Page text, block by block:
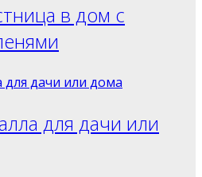
в дом с
для дачи или